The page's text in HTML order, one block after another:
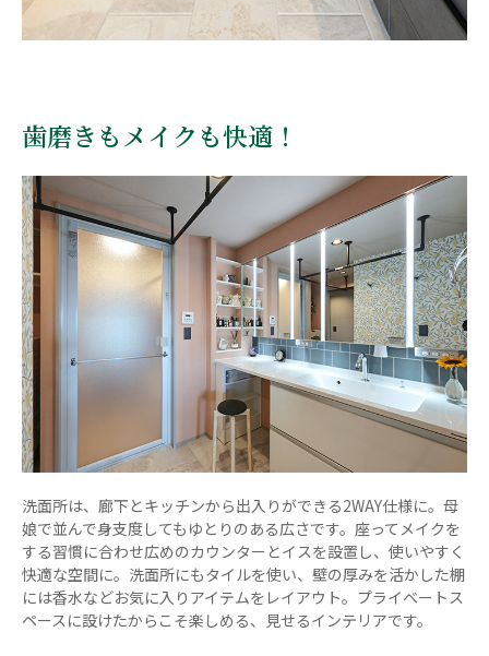
歯磨きもメイクも快適！
洗面所は、廊下とキッチンから出入りができる2WAY仕様に。母
娘で並んで身支度してもゆとりのある広さです。座ってメイクを
する習慣に合わせ広めのカウンターとイスを設置し、使いやすく
快適な空間に。洗面所にもタイルを使い、壁の厚みを活かした棚
には香水などお気に入りアイテムをレイアウト。プライベートス
ペースに設けたからこそ楽しめる、見せるインテリアです。